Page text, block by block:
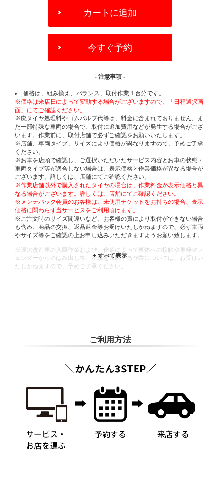
OPTIONS
カートに追加
今すぐ予約
- 注意事項 -
価格は、組み換え、バランス、取付作業１台分です。
※価格は来店日によって変動する場合がございますので、「日程選択画
面」にてご確認ください。
※廃タイヤ処理料やゴムバルブ代等は、料金に含まれておりません。ま
た一部特殊な車両の場合で、取付に追加費用などが発生する場合がござ
います。作業前に、取付店舗で必ずご確認をお願いいたします。
※店舗、車両タイプ、サイズにより価格が異なりますので、予めご了承
ください。
※お車を店頭で確認し、ご選択いただいたサービス内容とお車の状態・
車両タイプ等が適合しない場合は、表示価格と作業価格が異なる場合が
ございます。詳しくは、店舗にてご確認ください。
※作業店舗以外で購入されたタイヤの場合は、作業料金が表示価格と異
なる場合がございます。詳しくは、店舗にてご確認ください。
※メンテパック会員のお客様は、未使用チケットをお持ちの場合、表示
価格に関わらず当サービスをご利用頂けます。
※ご注文時のサイズ間違いなど、お客様の責により取付ができない場合
も含め、商品の交換、返品返金等お受けいたしかねますので、必ず車両
やサイズ等をご確認の上お申し込みいただきますようお願い致します。
※違法改造車の入庫作業および、作業によって車体への接触や車枠やフ
ェンダーからのはみ出し等、法規を逸脱する作業については、お受けい
たしかねますので、予めご了承ください。
ご利用方法